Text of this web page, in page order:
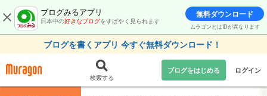
ブログみるアプリ
日本中の好きなブログをすばやく見られます
無料ダウンロード
ムラゴンとはIDが異なります
ブログを書くアプリ 今すぐ無料ダウンロード！
検索する
ブログをはじめる ログイン